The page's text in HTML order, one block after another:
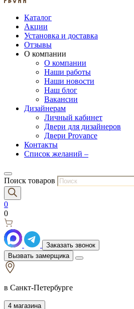
Каталог
Акции
Установка и доставка
Отзывы
О компании
О компании
Наши работы
Наши новости
Наш блог
Вакансии
Дизайнерам
Личный кабинет
Двери для дизайнеров
Двери Provance
Контакты
Список желаний –
Поиск товаров
0
0
Заказать звонок
Вызвать замерщика
в Санкт-Петербурге
4 магазина